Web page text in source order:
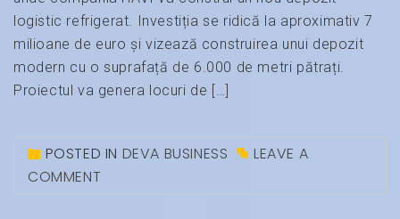
logistic refrigerat. Investiția se ridică la aproximativ 7
milioane de euro și vizează construirea unui depozit
modern cu o suprafață de 6.000 de metri pătrați.
Proiectul va genera locuri de […]
POSTED IN DEVA BUSINESS
LEAVE A
COMMENT